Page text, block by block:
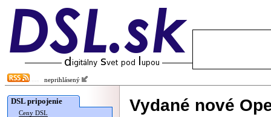
neprihlásený
DSL pripojenie
Ceny DSL
Vydané nové